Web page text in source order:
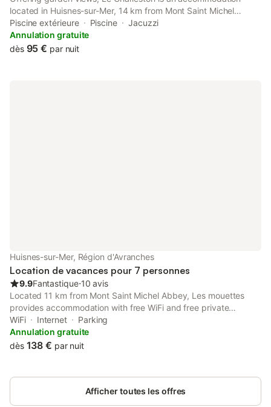
located in Huisnes-sur-Mer, 14 km from Mont Saint Michel
Abbey and 14 km from Mont Saint-Michel.
Piscine extérieure Piscine
Jacuzzi
Annulation gratuite
dès 95 € par nuit
Huisnes-sur-Mer, Région d'Avranches
Location de vacances pour 7 personnes
9.9Fantastique⋅10 avis
Located 11 km from Mont Saint Michel Abbey, Les mouettes
provides accommodation with free WiFi and free private
parking. Providing a garden, the property is located within 17
km of Scriptorial of Avranches - Manuscript Museum of Mont
Saint-Michel.
WiFi Internet
Parking
Annulation gratuite
dès 138 € par nuit
Afficher toutes les offres